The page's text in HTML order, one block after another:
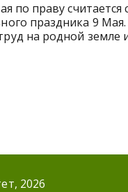
по праву
праздника 9
на родной земле
2026